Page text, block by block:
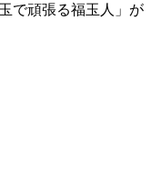
で頑張る福玉人」が